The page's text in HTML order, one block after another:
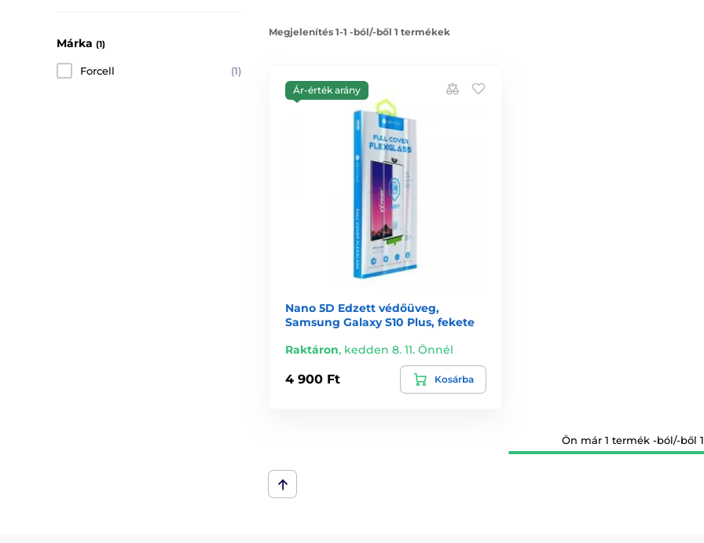
Márka (1)
Forcell (1)
Megjelenítés 1-1 -ból/-ből 1 termékek
Ár-érték arány
Nano 5D Edzett védőüveg,
Samsung Galaxy S10 Plus, fekete
Raktáron, kedden 8. 11. Önnél
4 900 Ft Kosárba
Ön már 1 termék -ból/-ből